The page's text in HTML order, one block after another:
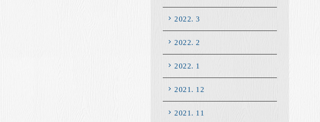
2022. 3
2022. 2
2022. 1
2021. 12
2021. 11